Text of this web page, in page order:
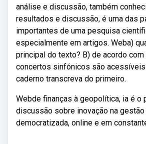
análise e discussão, também
resultados e discussão, é uma das
importantes de uma pesquisa
especialmente em artigos. Weba)
principal do texto? B) de acordo
concertos sinfónicos são
caderno transcreva do primeiro.
Webde finanças à geopolítica, ia é o
discussão sobre inovação na
democratizada, online e em